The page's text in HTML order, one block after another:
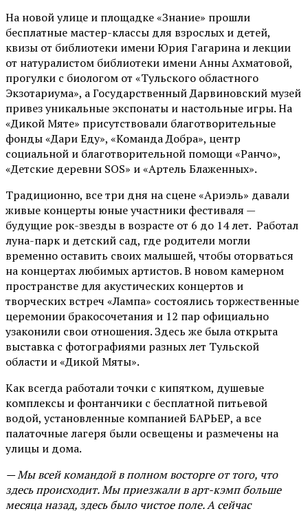
На новой улице и площадке «Знание» прошли
бесплатные мастер-классы для взрослых и детей,
квизы от библиотеки имени Юрия Гагарина и лекции
от натуралистом библиотеки имени Анны Ахматовой,
прогулки с биологом от «Тульского областного
Экзотариума», а Государственный Дарвиновский музей
привез уникальные экспонаты и настольные игры. На
«Дикой Мяте» присутствовали благотворительные
фонды «Дари Еду», «Команда Добра», центр
социальной и благотворительной помощи «Ранчо»,
«Детские деревни SOS» и «Артель Блаженных».
Традиционно, все три дня на сцене«Ариэль» давали
живые концерты юные участники фестиваля —
будущие рок-звезды в возрасте от 6 до 14 лет. Работал
луна-парк и детский сад, где родители могли
временно оставить своих малышей, чтобы оторваться
на концертах любимых артистов. В новом камерном
пространстве для акустических концертов и
творческих встреч «Лампа» состоялись торжественные
церемонии бракосочетания и 12 пар официально
узаконили свои отношения. Здесь же была открыта
выставка с фотографиями разных лет Тульской
области и «Дикой Мяты».
Как всегда работали точки с кипятком, душевые
комплексы и фонтанчики с бесплатной питьевой
водой, установленные компанией БАРЬЕР, а все
палаточные лагеря были освещены и размечены на
улицы и дома.
— Мы всей командой в полном восторге от того, что
здесь происходит. Мы приезжали в арт-кэмп больше
месяца назад, здесь было чистое поле. А сейчас